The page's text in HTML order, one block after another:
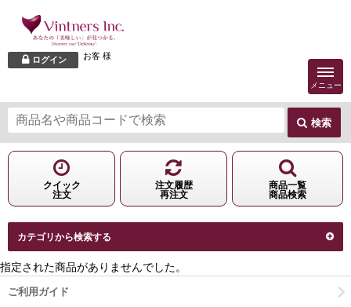
ログイン お客 様
メニュー
検索
クイック
注文
注文履歴
再注文
商品一覧
商品検索
カテゴリから検索する
指定された商品がありませんでした。
ご利用ガイド